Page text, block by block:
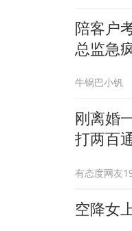
陪客户
总监急
牛锅巴小钒
刚离婚
打两百
有态度网友
空降女